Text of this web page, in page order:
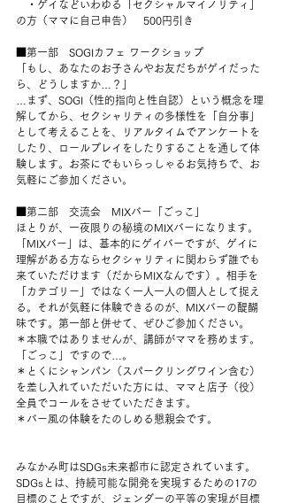
・ゲイなどいわゆる「セクシャルマイノリティ」
の方（ママに自己申告）　500円引き
■第一部　SOGIカフェ ワークショップ
「もし、あなたのお子さんやお友だちがゲイだった
ら、どうしますか…？」
…まず、SOGI（性的指向と性自認）という概念を理
解してから、セクシャリティの多様性を「自分事」
として考えることを、リアルタイムでアンケートを
したり、ロールプレイをしたりすることを通して体
験します。お茶にでもいらっしゃるお気持ちで、お
気軽にご参加ください。
■第二部　交流会　MIXバー「ごっこ」
ほとりが、一夜限りの秘境のMIXバーになります。
「MIXバー」は、基本的にゲイバーですが、ゲイに
理解がある方ならセクシャリティに関わらず誰でも
来ていただけます（だからMIXなんです）。相手を
「カテゴリー」ではなく一人一人の個人として捉え
る。それが気軽に体験できるのが、MIXバーの醍醐
味です。第一部と併せて、ぜひご参加ください。
＊本職ではありませんが、講師がママを務めます。
「ごっこ」ですので…。
＊とくにシャンパン（スパークリングワイン含む）
を差し入れていただいた方には、ママと店子（役）
全員でコールをさせていただきます。
＊バー風の体験をたのしめる懇親会です。
みなかみ町はSDGs未来都市に認定されています。
SDGsとは、持続可能な開発を実現するための17の
目標のことですが、ジェンダーの平等の実現が目標